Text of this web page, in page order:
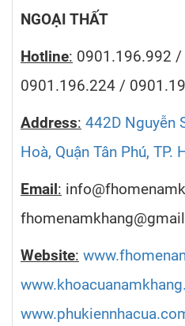
NGOẠI THẤT
Hotline: 0901.196.992
0901.196.224 /
Address: 442D Nguyễn
Hoà, Quận Tân Phú, TP.
Email :
Website: